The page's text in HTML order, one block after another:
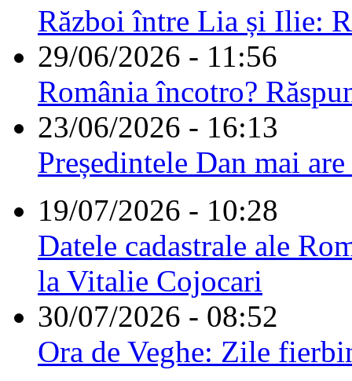
Război între Lia și Ilie:
29/06/2026 - 11:56
România încotro?
23/06/2026 - 16:13
Președintele Dan mai
19/07/2026 - 10:28
Datele cadastrale ale
la Vitalie Cojocari
30/07/2026 - 08:52
Ora de Veghe: Zile